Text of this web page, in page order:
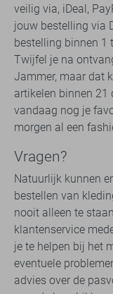
veilig via, iDeal,
jouw bestelling via
bestelling binnen 1
Twijfel je na
Jammer, maar dat
artikelen binnen 21
vandaag nog je
morgen al een
Vragen?
Natuurlijk kunnen
bestellen van
nooit alleen te
klantenservice
je te helpen bij het
eventuele
advies over de